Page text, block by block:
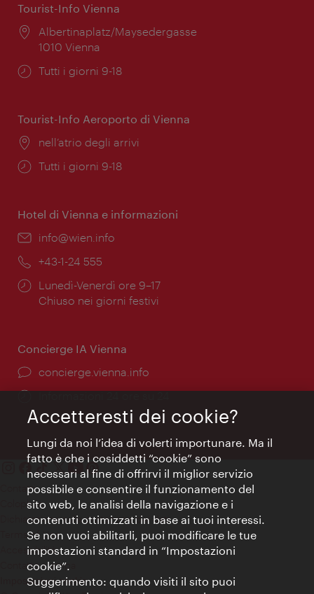
Tourist-Info Vienna
Posizione:
Albertinaplatz/Maysedergasse
1010 Vienna
Orari
Tutti i giorni 9-18
Tourist-Info Aeroporto di Vienna
Posizione:
nell’atrio degli arrivi
Orari
Tutti i giorni 9-18
Hotel di Vienna e informazioni
Email:
info@wien.info
Telefono:
+43-1-24 555
Orari
di
Lunedì-Venerdì ore 9–17
Chiuso nei giorni festivi
Concierge IA Vienna
Ort:
concierge.vienna.info
Öffnungszeiten:
Informazioni 24 ore su 24
Contatti
Colophon
Dichiarazione sulla protezione dei dati
Terms of Use
Accessibilità
Contatto stampa
Impostazioni cookie
Accetteresti dei cookie?
Lungi da noi l’idea di volerti importunare. Ma il
fatto è che i cosiddetti “cookie” sono
necessari al fine di offrirvi il miglior servizio
possibile e consentire il funzionamento del
sito web, le analisi della navigazione e i
contenuti ottimizzati in base ai tuoi interessi.
Se non vuoi abilitarli, puoi modificare le tue
impostazioni standard in “Impostazioni
cookie”.
Suggerimento: quando visiti il sito puoi